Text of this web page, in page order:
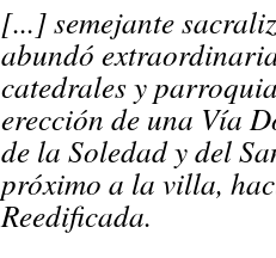
[...] semejante
abundó
catedrales y
erección de una Vía
de la Soledad y del
próximo a la villa,
Reedificada.